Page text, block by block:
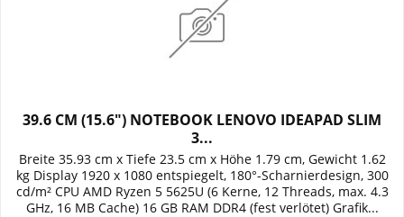
39.6 CM (15.6") NOTEBOOK LENOVO IDEAPAD SLIM
3...
Breite 35.93 cm x Tiefe 23.5 cm x Höhe 1.79 cm, Gewicht 1.62
kg Display 1920 x 1080 entspiegelt, 180°-Scharnierdesign, 300
cd/m² CPU AMD Ryzen 5 5625U (6 Kerne, 12 Threads, max. 4.3
GHz, 16 MB Cache) 16 GB RAM DDR4 (fest verlötet) Grafik...